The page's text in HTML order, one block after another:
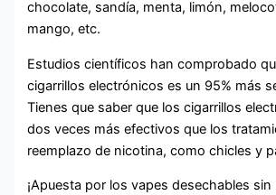
chocolate, sandía, menta, limón,
mango, etc.
Estudios científicos han comprobado
cigarrillos electrónicos es un 95% más
Tienes que saber que los cigarrillos
dos veces más efectivos que los
reemplazo de nicotina, como chicles y
¡Apuesta por los vapes desechables sin